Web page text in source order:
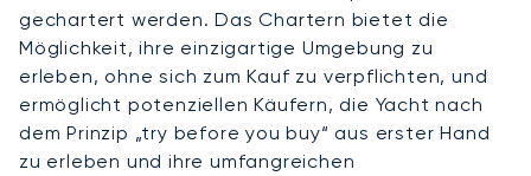
gechartert werden. Das Chartern bietet die
Möglichkeit, ihre einzigartige Umgebung zu
erleben, ohne sich zum Kauf zu verpflichten, und
ermöglicht potenziellen Käufern, die Yacht nach
dem Prinzip „try before you buy“ aus erster Hand
zu erleben und ihre umfangreichen